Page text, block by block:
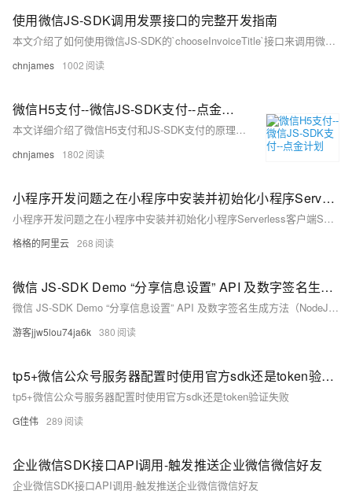
使用微信JS-SDK调用发票接口的完整开发指南
本文介绍了如何使用微信JS-SDK的`chooseInvoiceTitle`接口来调用微信的发票功能。通过微信发票接口，用户可以选择开具个人或单位发票，并获取相关发票信息，如抬头、税号、公司地址等。在文中，详细描述了JS-SDK的初始化、发票接口的调用方式，并提供了完整的代码示例。文章还介绍了如何处理返回的发票信息，帮助开发者快速集成微信发票功能。
chnjames 1002
微信H5支付--微信JS-SDK支付--点金计划
本文详细介绍了微信H5支付和JS-SDK支付的原理、配置和开发流程，涵盖了H5支付在移动端浏览器外唤起微信支付的细节，以及JS-SDK支付在微信内置浏览器中完成支付的相关注意事项。文章还针对微信支付常见问题，提供了解决方案和代码示例。最后，文章深入解析了微信支付点金计划，包括商家小票的自定义开发、API接口以及支付成功后的页面展示逻辑，为开发者提供了完整的开发参考。
chnjames 1802
小程序开发问题之在小程序中安装并初始化小程序Serverless客户端SDK如何解决
小程序开发问题之在小程序中安装并初始化小程序Serverless客户端SDK如何解决
格格的阿里云 268
微信 JS-SDK Demo “分享信息设置” API 及数字签名生成方法（NodeJS版本）
微信 JS-SDK Demo “分享信息设置” API 及数字签名生成方法（NodeJS版本）更新时间（2020-10-29）
游客jjw5lou74ja6k 380
tp5+微信公众号服务器配置时使用官方sdk还是token验证失败
tp5+微信公众号服务器配置时使用官方sdk还是token验证失败
G佳伟 289
企业微信SDK接口API调用-触发推送企业微信微信好友
企业微信SDK接口API调用-触发推送企业微信微信好友